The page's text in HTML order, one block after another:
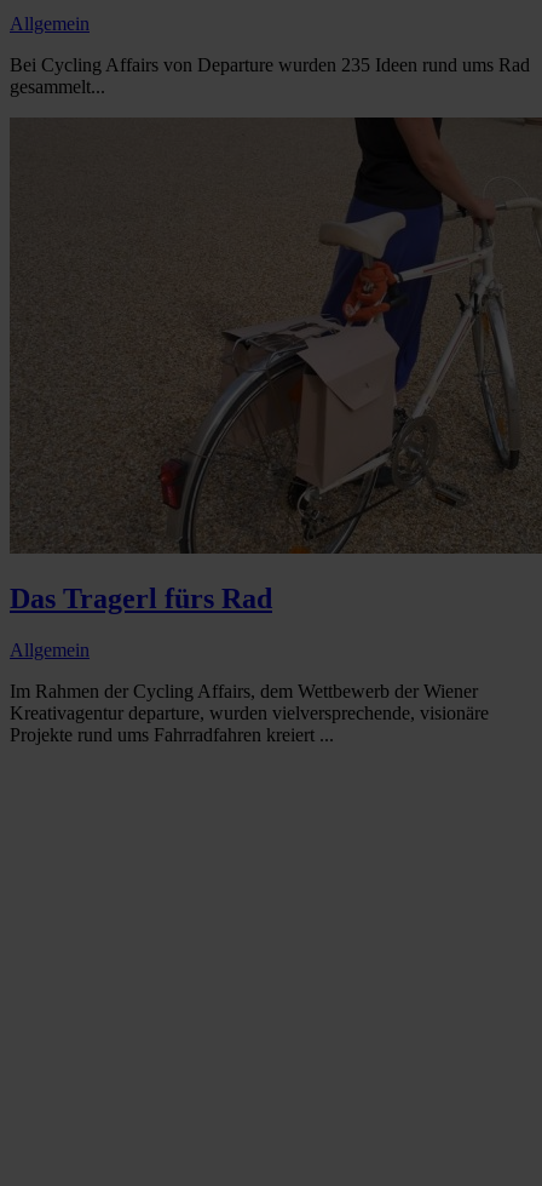
Allgemein
Bei Cycling Affairs von Departure wurden 235 Ideen rund ums Rad
gesammelt...
Das Tragerl fürs Rad
Allgemein
Im Rahmen der Cycling Affairs, dem Wettbewerb der Wiener
Kreativagentur departure, wurden vielversprechende, visionäre
Projekte rund ums Fahrradfahren kreiert ...